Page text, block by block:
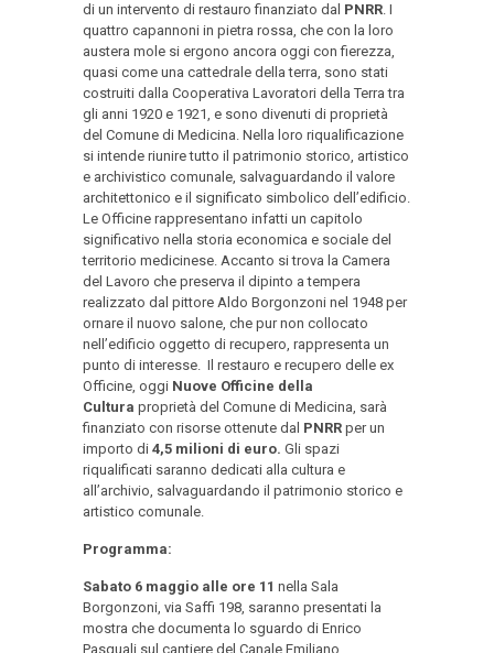
di un intervento di restauro finanziato dal PNRR. I
quattro capannoni in pietra rossa, che con la loro
austera mole si ergono ancora oggi con fierezza,
quasi come una cattedrale della terra, sono stati
costruiti dalla Cooperativa Lavoratori della Terra tra
gli anni 1920 e 1921, e sono divenuti di proprietà
del Comune di Medicina. Nella loro riqualificazione
si intende riunire tutto il patrimonio storico, artistico
e archivistico comunale, salvaguardando il valore
architettonico e il significato simbolico dell’edificio.
Le Officine rappresentano infatti un capitolo
significativo nella storia economica e sociale del
territorio medicinese. Accanto si trova la Camera
del Lavoro che preserva il dipinto a tempera
realizzato dal pittore Aldo Borgonzoni nel 1948 per
ornare il nuovo salone, che pur non collocato
nell’edificio oggetto di recupero, rappresenta un
punto di interesse. Il restauro e recupero delle ex
Officine, oggi Nuove Officine della
Cultura proprietà del Comune di Medicina, sarà
finanziato con risorse ottenute dal PNRR per un
importo di4,5 milioni di euro. Gli spazi
riqualificati saranno dedicati alla cultura e
all’archivio, salvaguardando il patrimonio storico e
artistico comunale.
Programma:
Sabato 6 maggio alle ore 11 nella Sala
Borgonzoni, via Saffi 198, saranno presentati la
mostra che documenta lo sguardo di Enrico
Pasquali sul cantiere del Canale Emiliano